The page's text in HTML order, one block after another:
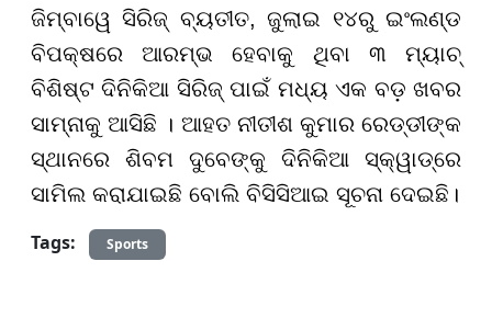
ଜିମ୍ବାୱେ ସିରିଜ୍ ବ୍ୟତୀତ, ଜୁଲାଇ ୧୪ରୁ ଇଂଲଣ୍ଡ
ବିପକ୍ଷରେ ଆରମ୍ଭ ହେବାକୁ ଥିବା ୩ ମ୍ୟାଚ୍
ବିଶିଷ୍ଟ ଦିନିକିଆ ସିରିଜ୍ ପାଇଁ ମଧ୍ୟ ଏକ ବଡ଼ ଖବର
ସାମ୍ନାକୁ ଆସିଛି । ଆହତ ନୀତୀଶ କୁମାର ରେଡ୍ଡୀଙ୍କ
ସ୍ଥାନରେ ଶିବମ ଦୁବେଙ୍କୁ ଦିନିକିଆ ସ୍କ୍ୱାଡ୍ରେ
ସାମିଲ କରାଯାଇଛି ବୋଲି ବିସିସିଆଇ ସୂଚନା ଦେଇଛି।
Tags:
Sports